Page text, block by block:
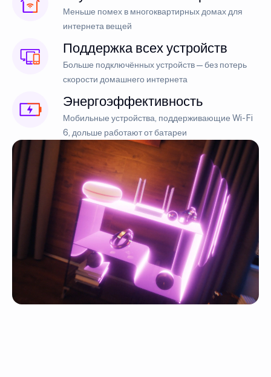
Меньше помех в многоквартирных домах для
интернета вещей
Поддержка всех устройств
Больше подключённых устройств — без потерь
скорости домашнего интернета
Энергоэффективность
Мобильные устройства, поддерживающие Wi-Fi
6, дольше работают от батареи